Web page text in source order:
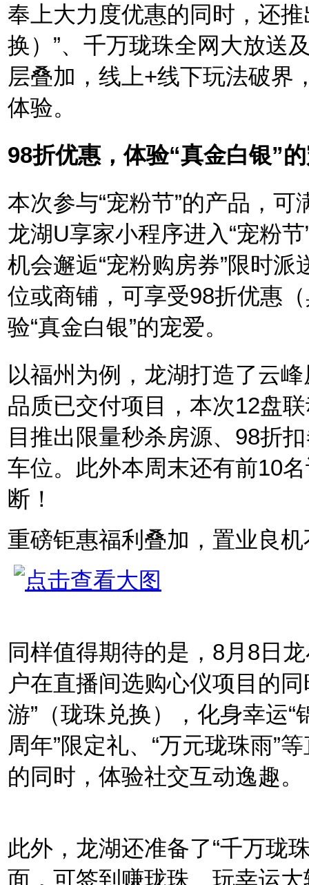
奉上大力度优惠的同时，还
换）”、千万珑珠全网大放送
层叠加，线上+线下玩法破界
体验。
98折优惠，体验“真金白银”
本次参与“宠粉节”的产品，
龙湖U享家小程序进入“宠粉
机会邂逅“宠粉购房券”限时
位或商铺，可享受98折优惠
验“真金白银”的宠爱。
以福州为例，龙湖打造了云
品质已交付项目，本次12盘
目推出限量秒杀房源、98折
车位。此外本周末还有前10
断！
重磅钜惠福利叠加，置业良
同样值得期待的是，8月8日
户在直播间选购心仪项目的
游”（珑珠兑换），化身幸运“
周年”限定礼、“万元珑珠雨”
的同时，体验社交互动逸趣。
此外，龙湖还准备了“千万珑
面，可签到赚珑珠、玩幸运